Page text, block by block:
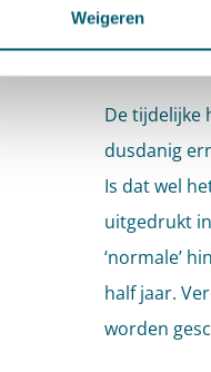
Weigeren
Wat
De tijdelijke
dusdanig
Is dat wel
uitgedrukt
‘normale’
half jaar.
worden